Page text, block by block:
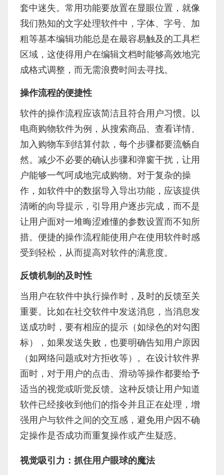
套中迷失。常用功能要放置在显眼位置，就像
我们熟知的文字处理软件中，字体、字号、加
粗等基本编辑功能总是在最容易触及的工具栏
区域，这使得用户在编辑文档时能够高效地完
成格式调整，而无需浪费时间去寻找。
操作流程的便捷性
软件的操作流程应该简洁且符合用户习惯。以
电商购物软件为例，从搜索商品、查看详情、
加入购物车到结算付款，每个步骤都要流畅自
然。减少不必要的确认步骤和弹窗干扰，让用
户能够一气呵成地完成购物。对于复杂的操
作，如软件中的数据导入导出功能，应该提供
清晰的向导提示，引导用户逐步完成，而不是
让用户面对一堆晦涩难懂的参数设置而不知所
措。便捷的操作流程能使用户在使用软件时感
受到轻松，从而提高对软件的满意度。
反馈机制的及时性
当用户在软件中执行操作时，及时的反馈至关
重要。比如在社交软件中发送消息，当消息发
送成功时，要有相应的提示（如绿色的对勾图
标），如果发送失败，也要明确告知用户原因
（如网络问题或对方拒收等）。在设计软件界
面时，对于用户的点击、滑动等操作都要给予
适当的视觉或听觉反馈。这种反馈让用户知道
软件已经接收到他们的指令并且正在处理，增
强用户与软件之间的交互感，避免用户因不确
定操作是否成功而重复操作或产生疑惑。
视觉吸引力：抓住用户眼球的魔法